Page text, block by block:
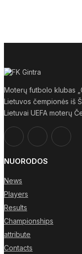
Moterų futbolo klubas
Lietuvos čempionės iš
Lietuvai UEFA moterų
NUORODOS
News
Players
Results
Championships
attribute
Contacts